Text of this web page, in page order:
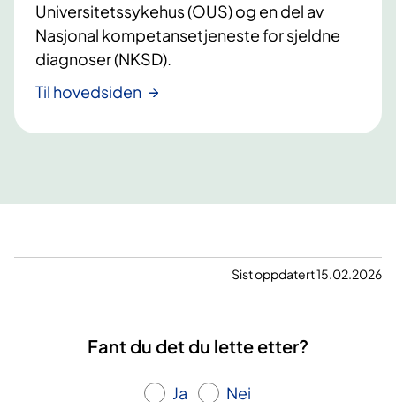
Universitetssykehus (OUS) og en del av
Nasjonal kompetansetjeneste for sjeldne
diagnoser (NKSD).
Til hovedsiden
Sist oppdatert 15.02.2026
Fant du det du lette etter?
Ja Nei